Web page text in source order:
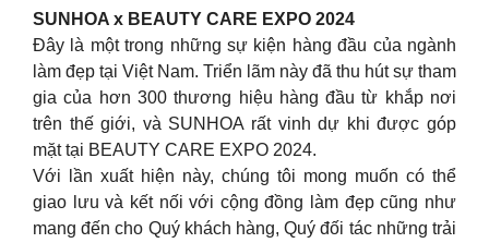
SUNHOA x BEAUTY CARE EXPO 2024
Đây là một trong những sự kiện hàng đầu của ngành
làm đẹp tại Việt Nam. Triển lãm này đã thu hút sự tham
gia của hơn 300 thương hiệu hàng đầu từ khắp nơi
trên thế giới, và SUNHOA rất vinh dự khi được góp
mặt tại BEAUTY CARE EXPO 2024.
Với lần xuất hiện này, chúng tôi mong muốn có thể
giao lưu và kết nối với cộng đồng làm đẹp cũng như
mang đến cho Quý khách hàng, Quý đối tác những trải